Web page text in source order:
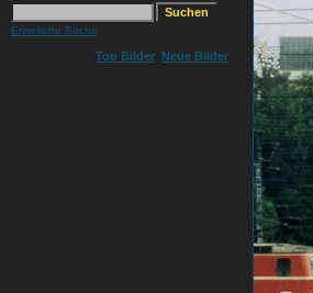
Erweiterte Suche
Top Bilder Neue Bilder